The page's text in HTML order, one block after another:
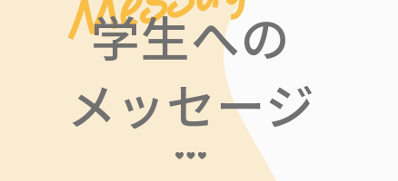
学生への
メッセージ